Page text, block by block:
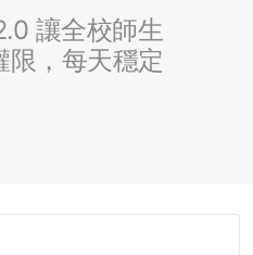
讓全校師生
限，每天穩定